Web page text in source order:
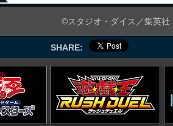
©スタジオ・ダイス／集英社
SHARE: